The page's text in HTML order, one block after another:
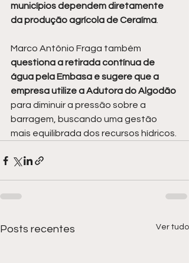
municípios dependem diretamente
da produção agrícola de Ceraíma.
Marco Antônio Fraga também
questiona a retirada contínua de
água pela Embasa e sugere que a
empresa utilize a Adutora do Algodão
para diminuir a pressão sobre a
barragem, buscando uma gestão
mais equilibrada dos recursos hídricos.
Posts recentes Ver tudo